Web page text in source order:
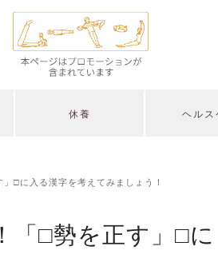
休養 ヘルス
□に入る漢字を考えてみましょう！
「□勢を正す」□に